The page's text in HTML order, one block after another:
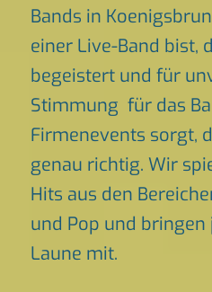
Bands in
einer Live-Band bist,
begeistert und für
Stimmung für das
Firmenevents sorgt,
genau richtig. Wir
Hits aus den
und Pop und bringen
Laune mit.